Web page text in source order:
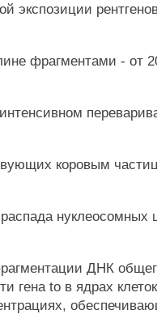
экспозиции
фрагментами - от
коровым
распада
ДНК
гена to в ядрах